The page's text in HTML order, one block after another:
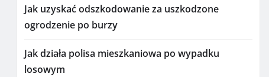
Jak uzyskać odszkodowanie za uszkodzone
ogrodzenie po burzy
Jak działa polisa mieszkaniowa po wypadku
losowym